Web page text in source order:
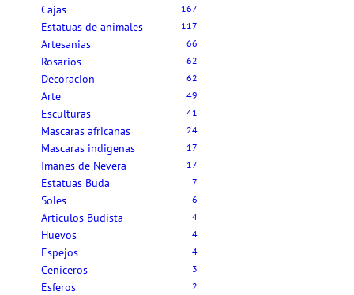
Cajas 167
Estatuas de animales 117
Artesanias 66
Rosarios 62
Decoracion 62
Arte 49
Esculturas 41
Mascaras africanas 24
Mascaras indigenas 17
Imanes de Nevera 17
Estatuas Buda 7
Soles 6
Articulos Budista 4
Huevos 4
Espejos 4
Ceniceros 3
Esferos 2